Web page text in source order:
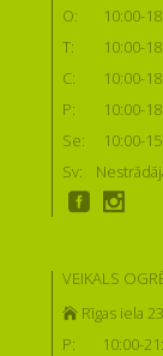
O:
10:00-
T:
10:00-
C:
10:00-
P:
10:00-
Se:
10:00-
Sv:
VEIKALS
Rīgas iela
P:
10:00-